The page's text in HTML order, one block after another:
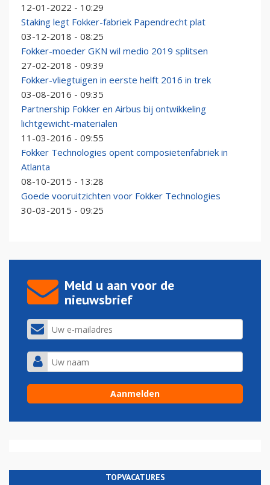
12-01-2022 - 10:29
Staking legt Fokker-fabriek Papendrecht plat
03-12-2018 - 08:25
Fokker-moeder GKN wil medio 2019 splitsen
27-02-2018 - 09:39
Fokker-vliegtuigen in eerste helft 2016 in trek
03-08-2016 - 09:35
Partnership Fokker en Airbus bij ontwikkeling
lichtgewicht-materialen
11-03-2016 - 09:55
Fokker Technologies opent composietenfabriek in
Atlanta
08-10-2015 - 13:28
Goede vooruitzichten voor Fokker Technologies
30-03-2015 - 09:25
Meld u aan voor de
nieuwsbrief
TOPVACATURES